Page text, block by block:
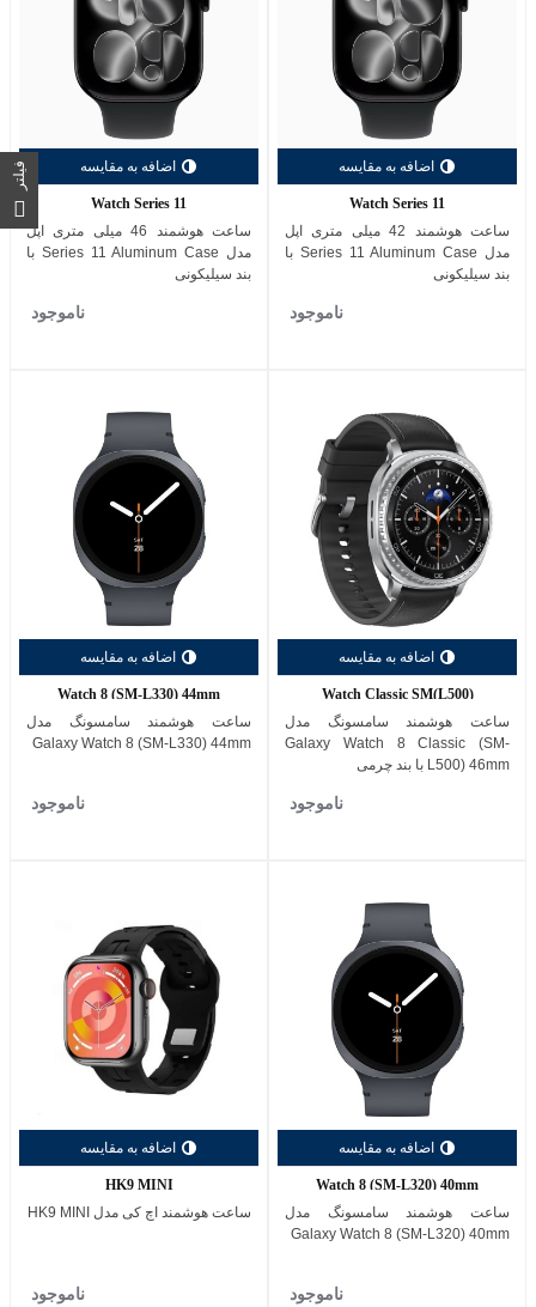
اضافه به مقایسه
Watch Series 11
ساعت هوشمند 42 میلی متری اپل
مدل Series 11 Aluminum Case با
بند سیلیکونی
ناموجود
اضافه به مقایسه
Watch Series 11
ساعت هوشمند 46 میلی متری اپل
مدل Series 11 Aluminum Case با
بند سیلیکونی
ناموجود
اضافه به مقایسه
Watch Classic SM(L500)
ساعت هوشمند سامسونگ مدل
Galaxy Watch 8 Classic (SM-
L500) 46mm با بند چرمی
ناموجود
اضافه به مقایسه
Watch 8 (SM-L330) 44mm
ساعت هوشمند سامسونگ مدل
Galaxy Watch 8 (SM-L330) 44mm
ناموجود
اضافه به مقایسه
Watch 8 (SM-L320) 40mm
ساعت هوشمند سامسونگ مدل
Galaxy Watch 8 (SM-L320) 40mm
ناموجود
اضافه به مقایسه
HK9 MINI
ساعت هوشمند اچ کی مدل HK9 MINI
ناموجود
فیلتر